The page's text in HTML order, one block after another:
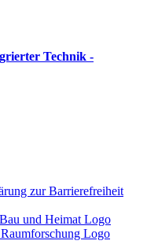
Technik -
zur Barrierefreiheit